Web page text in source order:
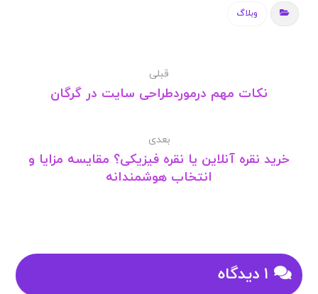
وبلاگ
قبلی
نکات مهم درموردطراحی سایت در گرگان
بعدی
خرید نقره آنلاین یا نقره فیزیکی؟ مقایسه مزایا و
انتخاب هوشمندانه
۱ دیدگاه